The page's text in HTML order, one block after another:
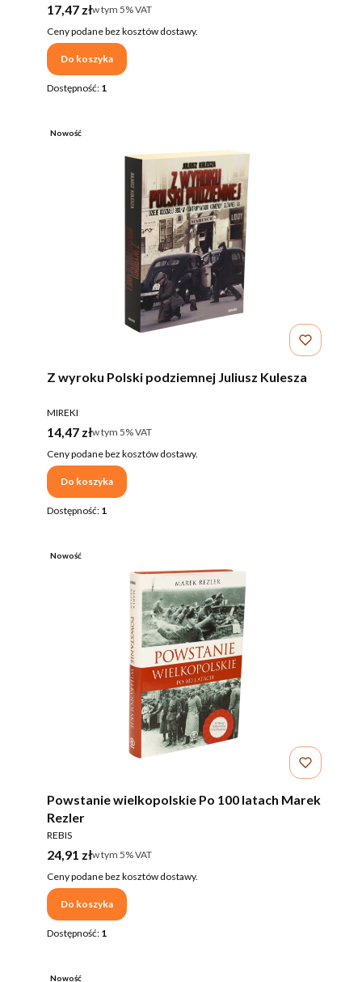
Cena brutto
17,47 złw tym %s VAT
w tym 5%VAT
Ceny podane bez kosztów dostawy.
Do koszyka
Dostępność: 1
Nowość
Z wyroku Polski podziemnej Juliusz Kulesza
PRODUCENT
MIREKI
Cena brutto
14,47 złw tym %s VAT
w tym 5%VAT
Ceny podane bez kosztów dostawy.
Do koszyka
Dostępność: 1
Nowość
Powstanie wielkopolskie Po 100 latach Marek
Rezler
PRODUCENT
REBIS
Cena brutto
24,91 złw tym %s VAT
w tym 5%VAT
Ceny podane bez kosztów dostawy.
Do koszyka
Dostępność: 1
Nowość